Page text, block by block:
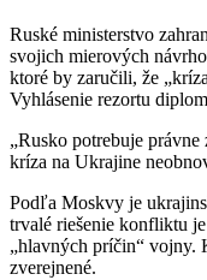
Ruské ministerstvo
svojich mierových
ktoré by zaručili, že
Vyhlásenie rezortu
„Rusko potrebuje
kríza na Ukrajine
Podľa Moskvy je
trvalé riešenie konfliktu
„hlavných príčin“ vojny.
zverejnené.